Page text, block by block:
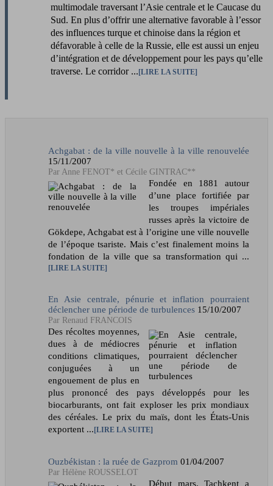
multimodale traversant l’Asie centrale et le Caucase du
Sud. En plus d’offrir une alternative favorable à l’essor
des influences turque et chinoise dans la région et
défavorable à celle de la Russie, elle est aussi un enjeu
d’intégration et de développement pour les pays qu’elle
traverse. Le corridor ... LIRE LA SUITE
Achgabat : de la ville nouvelle à la ville renouvelée
15/11/2007
Anne FENOT* et Cécile GINTRAC**
Fondée en 1881 autour
d’une place fortifiée par
les troupes impériales
russes après la victoire de
Gökdepe, Achgabat est à l’origine une ville nouvelle
de l’époque tsariste. Mais c’est finalement moins la
fondation de la ville que sa transformation qui ...
LIRE LA SUITE
En Asie centrale, pénurie et inflation pourraient
déclencher une période de turbulences 15/10/2007
Renaud FRANCOIS
Des récoltes moyennes,
dues à de médiocres
conditions climatiques,
conjuguées à un
engouement de plus en
plus prononcé des pays développés pour les
biocarburants, ont fait exploser les prix mondiaux
des céréales. Le prix du maïs, dont les États-Unis
exportent ... LIRE LA SUITE
Ouzbékistan : la ruée de Gazprom 01/04/2007
Hélène ROUSSELOT
Début mars, Tachkent a